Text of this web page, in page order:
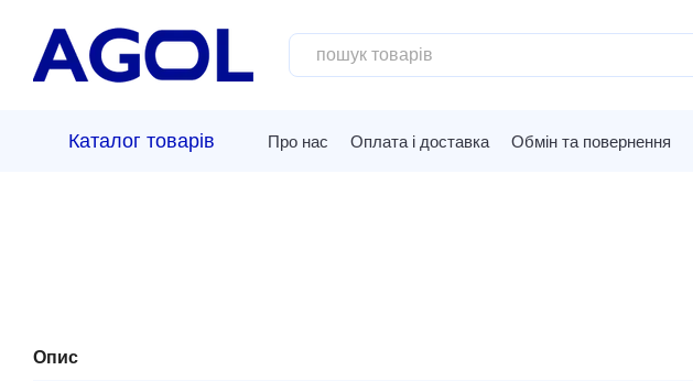
Каталог товарів Про нас Оплата і доставка Обмін та повернення
Опис